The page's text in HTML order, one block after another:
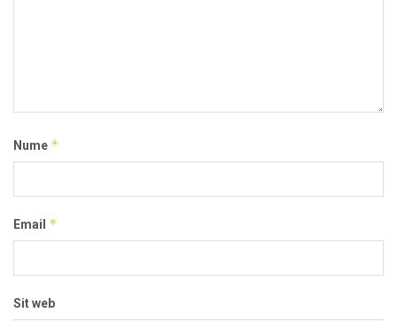
Nume *
Email *
Sit web